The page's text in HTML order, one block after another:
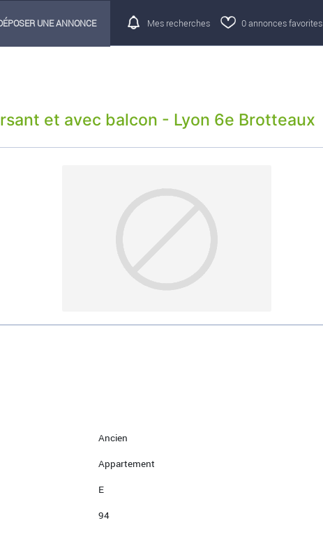
UNE ANNONCE Mes recherches 0annonces favorites
et avec balcon - Lyon 6e Brotteaux
Ancien
Appartement
E
94